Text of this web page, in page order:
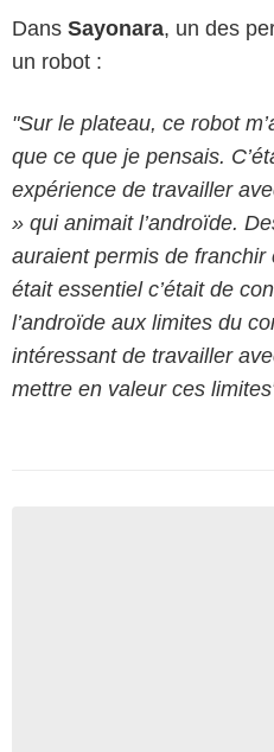
Dans Sayonara, un des
un robot :
"Sur le plateau, ce robot
que ce que je pensais.
expérience de travailler
» qui animait l’androïde.
auraient permis de
était essentiel c’était de
l’androïde aux limites du
intéressant de travailler
mettre en valeur ces